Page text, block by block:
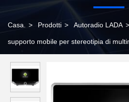
Casa. > Prodotti > Autoradio LADA >
supporto mobile per stereotipia di